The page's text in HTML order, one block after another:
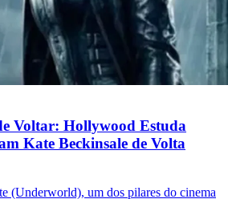
Voltar: Hollywood Estuda
Kate Beckinsale de Volta
(Underworld), um dos pilares do cinema